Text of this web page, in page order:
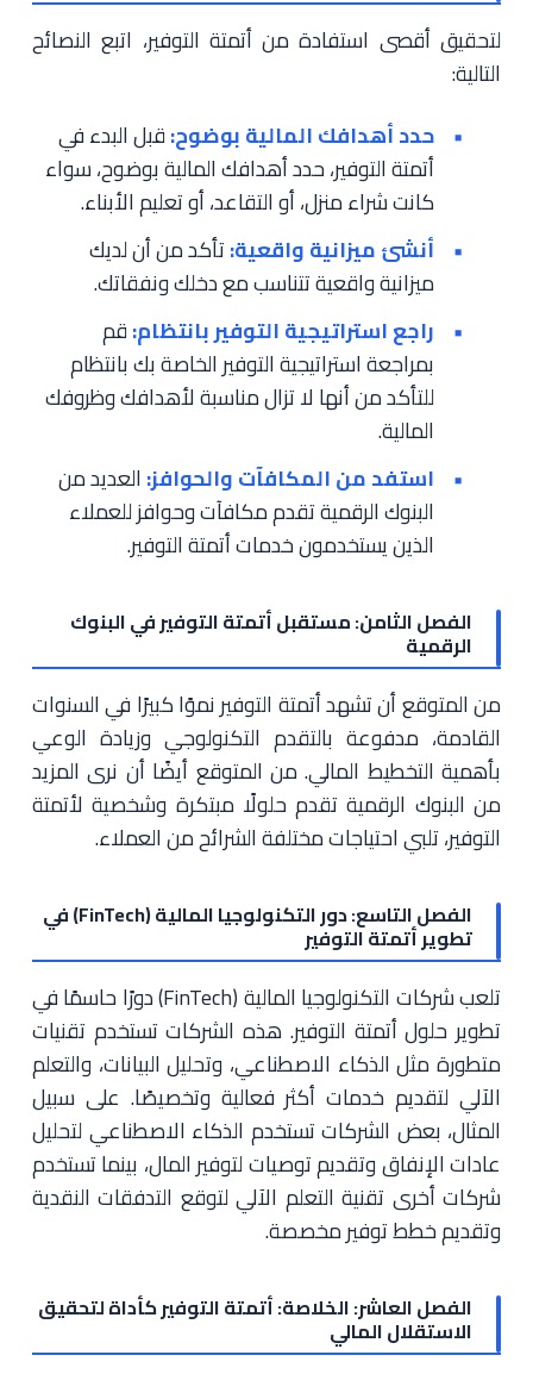
لتحقيق أقصى استفادة من أتمتة التوفير، اتبع النصائح
التالية:
حدد أهدافك المالية بوضوح:قبل البدء في
أتمتة التوفير، حدد أهدافك المالية بوضوح، سواء
كانت شراء منزل، أو التقاعد، أو تعليم الأبناء.
أنشئ ميزانية واقعية:تأكد من أن لديك
ميزانية واقعية تتناسب مع دخلك ونفقاتك.
راجع استراتيجية التوفير بانتظام:قم
بمراجعة استراتيجية التوفير الخاصة بك بانتظام
للتأكد من أنها لا تزال مناسبة لأهدافك وظروفك
المالية.
استفد من المكافآت والحوافز: العديد من
البنوك الرقمية تقدم مكافآت وحوافز للعملاء
الذين يستخدمون خدمات أتمتة التوفير.
الفصل الثامن: مستقبل أتمتة التوفير في البنوك
الرقمية
من المتوقع أن تشهد أتمتة التوفير نموًا كبيرًا في السنوات
القادمة، مدفوعة بالتقدم التكنولوجي وزيادة الوعي
بأهمية التخطيط المالي. من المتوقع أيضًا أن نرى المزيد
من البنوك الرقمية تقدم حلولًا مبتكرة وشخصية لأتمتة
التوفير، تلبي احتياجات مختلفة الشرائح من العملاء.
الفصل التاسع: دور التكنولوجيا المالية (FinTech) في
تطوير أتمتة التوفير
تلعب شركات التكنولوجيا المالية (FinTech) دورًا حاسمًا في
تطوير حلول أتمتة التوفير. هذه الشركات تستخدم تقنيات
متطورة مثل الذكاء الاصطناعي، وتحليل البيانات، والتعلم
الآلي لتقديم خدمات أكثر فعالية وتخصيصًا. على سبيل
المثال، بعض الشركات تستخدم الذكاء الاصطناعي لتحليل
عادات الإنفاق وتقديم توصيات لتوفير المال، بينما تستخدم
شركات أخرى تقنية التعلم الآلي لتوقع التدفقات النقدية
وتقديم خطط توفير مخصصة.
الفصل العاشر: الخلاصة: أتمتة التوفير كأداة لتحقيق
الاستقلال المالي